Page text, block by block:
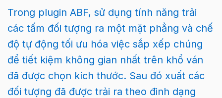
Trong plugin ABF, sử dụng tính năng trải
các tấm đối tượng ra một mặt phẳng và chế
độ tự động tối ưu hóa việc sắp xếp chúng
để tiết kiệm không gian nhất trên khổ ván
đã được chọn kích thước. Sau đó xuất các
đối tượng đã được trải ra theo đinh dạng